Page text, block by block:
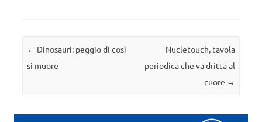
Navigazione articolo
← Dinosauri: peggio di così
si muore
Nucletouch, tavola
periodica che va dritta al
cuore →